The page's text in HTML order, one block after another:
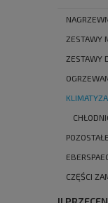
ZESTAWY
ZESTAWY
POZOSTAŁE
CZĘŚCI